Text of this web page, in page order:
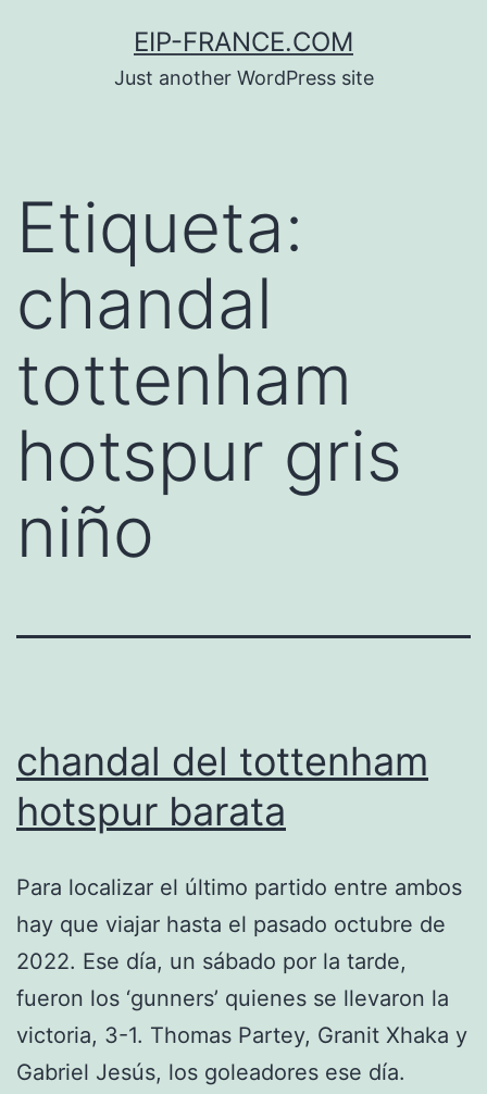
EIP-FRANCE.COM
Just another WordPress site
Etiqueta:
chandal
tottenham
hotspur gris
niño
chandal del tottenham
hotspur barata
Para localizar el último partido entre ambos
hay que viajar hasta el pasado octubre de
2022. Ese día, un sábado por la tarde,
fueron los ‘gunners’ quienes se llevaron la
victoria, 3-1. Thomas Partey, Granit Xhaka y
Gabriel Jesús, los goleadores ese día.